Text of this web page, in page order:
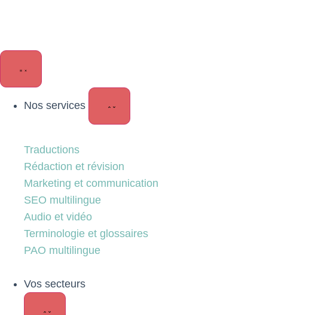
Nos services
Traductions
Rédaction et révision
Marketing et communication
SEO multilingue
Audio et vidéo
Terminologie et glossaires
PAO multilingue
Vos secteurs